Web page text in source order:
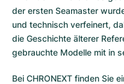
der ersten Seamaster
und technisch verfeinert,
die Geschichte älterer
gebrauchte Modelle mit in
Bei CHRONEXT finden Sie